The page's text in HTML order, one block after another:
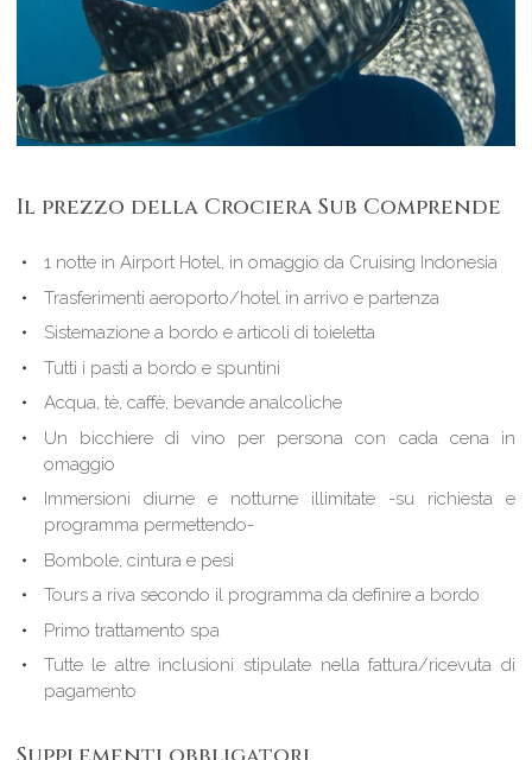
Il prezzo della Crociera Sub Comprende
1 notte in Airport Hotel, in omaggio da Cruising Indonesia
Trasferimenti aeroporto/hotel in arrivo e partenza
Sistemazione a bordo e articoli di toieletta
Tutti i pasti a bordo e spuntini
Acqua, tè, caffè, bevande analcoliche
Un bicchiere di vino per persona con cada cena in
omaggio
Immersioni diurne e notturne illimitate -su richiesta e
programma permettendo-
Bombole, cintura e pesi
Tours a riva secondo il programma da definire a bordo
Primo trattamento spa
Tutte le altre inclusioni stipulate nella fattura/ricevuta di
pagamento